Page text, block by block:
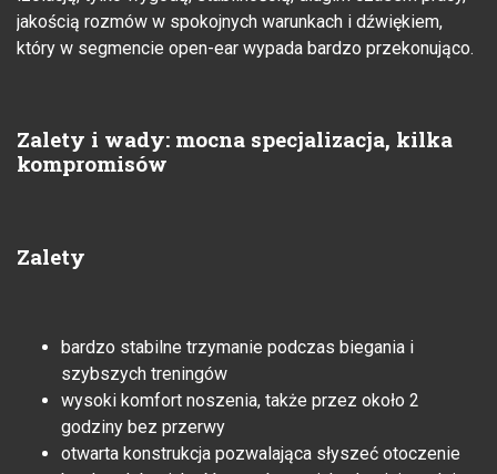
jakością rozmów w spokojnych warunkach i dźwiękiem,
który w segmencie open-ear wypada bardzo przekonująco.
Zalety i wady: mocna specjalizacja, kilka
kompromisów
Zalety
bardzo stabilne trzymanie podczas biegania i
szybszych treningów
wysoki komfort noszenia, także przez około 2
godziny bez przerwy
otwarta konstrukcja pozwalająca słyszeć otoczenie